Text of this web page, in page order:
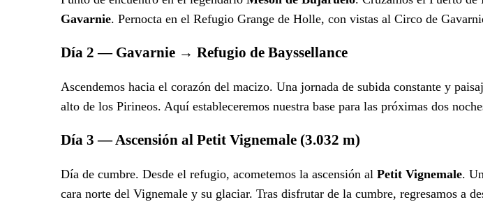
Gavarnie. Pernocta en el Refugio Grange de Holle, con vistas al Circo de
Día 2 — Gavarnie → Refugio de Bayssellance
Ascendemos hacia el corazón del macizo. Una jornada de subida constante y
alto de los Pirineos. Aquí estableceremos nuestra base para las próximas dos
Día 3 — Ascensión al Petit Vignemale (3.032 m)
Día de cumbre. Desde el refugio, acometemos la ascensión al Petit Vignemale.
cara norte del Vignemale y su glaciar. Tras disfrutar de la cumbre, regresamos a